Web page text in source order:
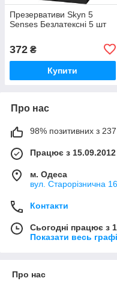
Презервативи Skyn 5
Senses Безлатексні 5 шт
372 ₴
Купити
Про нас
98% позитивних з 237
Працює з 15.09.2012
м. Одеса
вул. Старорізнична
Контакти
Сьогодні працює з
Показати весь
Про нас